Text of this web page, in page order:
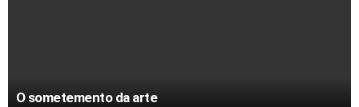
O sometemento da arte